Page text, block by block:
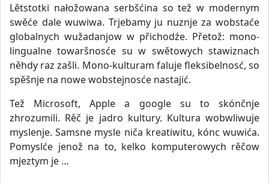
Lětstotki nałožowana serbšćina so tež w modernym
swěće dale wuwiwa. Trjebamy ju nuznje za wobstaće
globalnych wužadanjow w přichodźe. Přetož: mono-
lingualne towaršnosće su w swětowych stawiznach
něhdy raz zašli. Mono-kulturam faluje fleksibelnosć, so
spěšnje na nowe wobstejnosće nastajić.
Tež Microsoft, Apple a google su to skónčnje
zhrozumili. Rěč je jadro kultury. Kultura wobwliwuje
myslenje. Samsne mysle niča kreatiwitu, kónc wuwića.
Pomyslće jenož na to, kelko komputerowych rěčow
mjeztym je …